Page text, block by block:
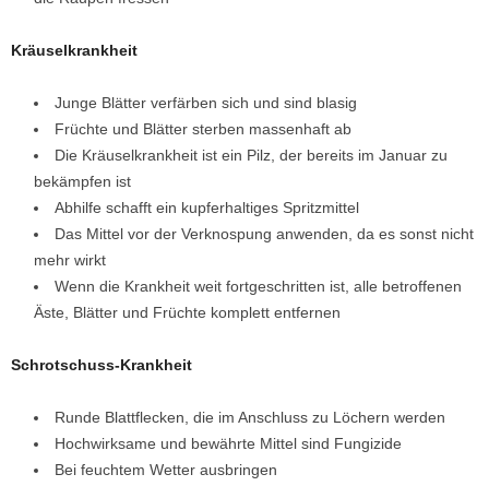
Kräuselkrankheit
Junge Blätter verfärben sich und sind blasig
Früchte und Blätter sterben massenhaft ab
Die Kräuselkrankheit ist ein Pilz, der bereits im Januar zu
bekämpfen ist
Abhilfe schafft ein kupferhaltiges Spritzmittel
Das Mittel vor der Verknospung anwenden, da es sonst nicht
mehr wirkt
Wenn die Krankheit weit fortgeschritten ist, alle betroffenen
Äste, Blätter und Früchte komplett entfernen
Schrotschuss-Krankheit
Runde Blattflecken, die im Anschluss zu Löchern werden
Hochwirksame und bewährte Mittel sind Fungizide
Bei feuchtem Wetter ausbringen